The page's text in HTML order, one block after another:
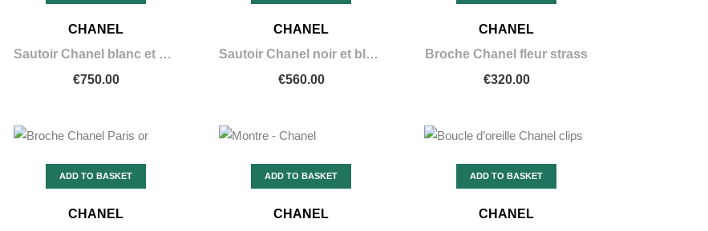
CHANEL
Sautoir Chanel blanc et noir grand
€750.00
CHANEL
Sautoir Chanel noir et blanc petit
€560.00
CHANEL
Broche Chanel fleur strass
€320.00
ADD TO BASKET
CHANEL
ADD TO BASKET
CHANEL
ADD TO BASKET
CHANEL